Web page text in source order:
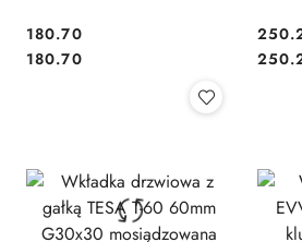
Cena:
180.70
Cena:
180.70
Cena:
Cena: